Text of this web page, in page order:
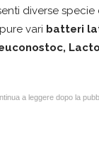
diverse specie
vari batteri
a leggere dopo la